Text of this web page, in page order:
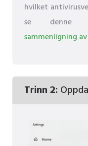
hvilket
se denne
sammenligning
Trinn 2: